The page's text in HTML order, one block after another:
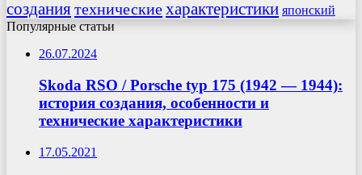
созданиятехническиехарактеристики японский
Популярные статьи
26.07.2024
Skoda RSO / Porsche typ 175 (1942 — 1944):
история создания, особенности и
технические характеристики
17.05.2021